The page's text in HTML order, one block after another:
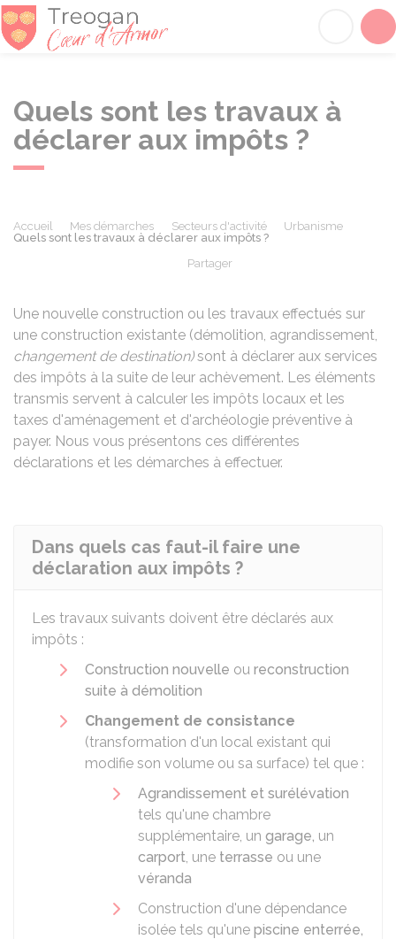
Quels sont les travaux à
déclarer aux impôts ?
Accueil Mes démarches Secteurs d'activité
Urbanisme
Quels sont les travaux à déclarer aux impôts ?
Partager
Une nouvelle construction ou les travaux effectués sur
une construction existante (démolition, agrandissement,
changement de destination)sont à déclarer aux services
des impôts à la suite de leur achèvement. Les éléments
transmis servent à calculer les impôts locaux et les
taxes d'aménagement et d'archéologie préventive à
payer. Nous vous présentons ces différentes
déclarations et les démarches à effectuer.
Dans quels cas faut-il faire une
déclaration aux impôts ?
Les travaux suivants doivent être déclarés aux
impôts :
Construction nouvelle ou reconstruction
suite à démolition
Changement de consistance
(transformation d'un local existant qui
modifie son volume ou sa surface) tel que :
Agrandissement et surélévation
tels qu'une chambre
supplémentaire, un garage, un
carport, une terrasse ou une
véranda
Construction d'une dépendance
isolée tels qu'une piscine enterrée,